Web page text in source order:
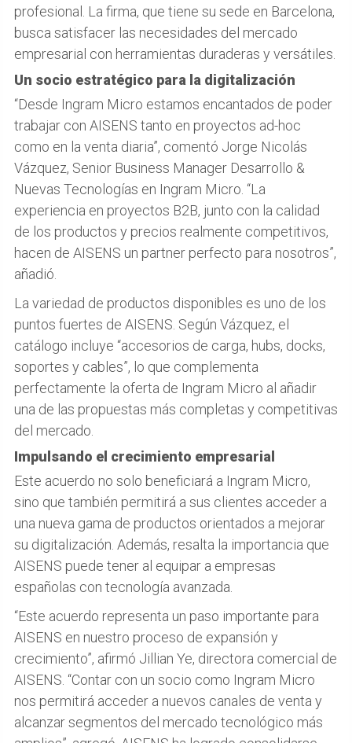
profesional. La firma, que tiene su sede en Barcelona,
busca satisfacer las necesidades del mercado
empresarial con herramientas duraderas y versátiles.
Un socio estratégico para la digitalización
“Desde Ingram Micro estamos encantados de poder
trabajar con AISENS tanto en proyectos ad-hoc
como en la venta diaria”, comentó Jorge Nicolás
Vázquez, Senior Business Manager Desarrollo &
Nuevas Tecnologías en Ingram Micro. “La
experiencia en proyectos B2B, junto con la calidad
de los productos y precios realmente competitivos,
hacen de AISENS un partner perfecto para nosotros”,
añadió.
La variedad de productos disponibles es uno de los
puntos fuertes de AISENS. Según Vázquez, el
catálogo incluye “accesorios de carga, hubs, docks,
soportes y cables”, lo que complementa
perfectamente la oferta de Ingram Micro al añadir
una de las propuestas más completas y competitivas
del mercado.
Impulsando el crecimiento empresarial
Este acuerdo no solo beneficiará a Ingram Micro,
sino que también permitirá a sus clientes acceder a
una nueva gama de productos orientados a mejorar
su digitalización. Además, resalta la importancia que
AISENS puede tener al equipar a empresas
españolas con tecnología avanzada.
“Este acuerdo representa un paso importante para
AISENS en nuestro proceso de expansión y
crecimiento”, afirmó Jillian Ye, directora comercial de
AISENS. “Contar con un socio como Ingram Micro
nos permitirá acceder a nuevos canales de venta y
alcanzar segmentos del mercado tecnológico más